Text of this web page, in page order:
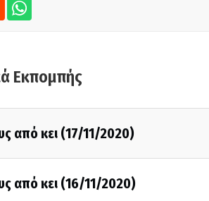
Εκπομπής
από κει (17/11/2020)
από κει (16/11/2020)